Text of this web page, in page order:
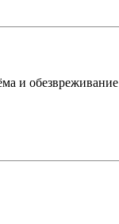
и обезвреживание